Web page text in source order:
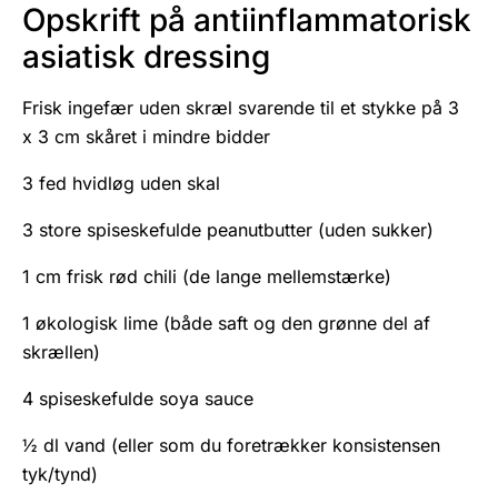
Opskrift på antiinflammatorisk
asiatisk dressing
Frisk ingefær uden skræl svarende til et stykke på 3
x 3 cm skåret i mindre bidder
3 fed hvidløg uden skal
3 store spiseskefulde peanutbutter (uden sukker)
1 cm frisk rød chili (de lange mellemstærke)
1 økologisk lime (både saft og den grønne del af
skrællen)
4 spiseskefulde soya sauce
½ dl vand (eller som du foretrækker konsistensen
tyk/tynd)